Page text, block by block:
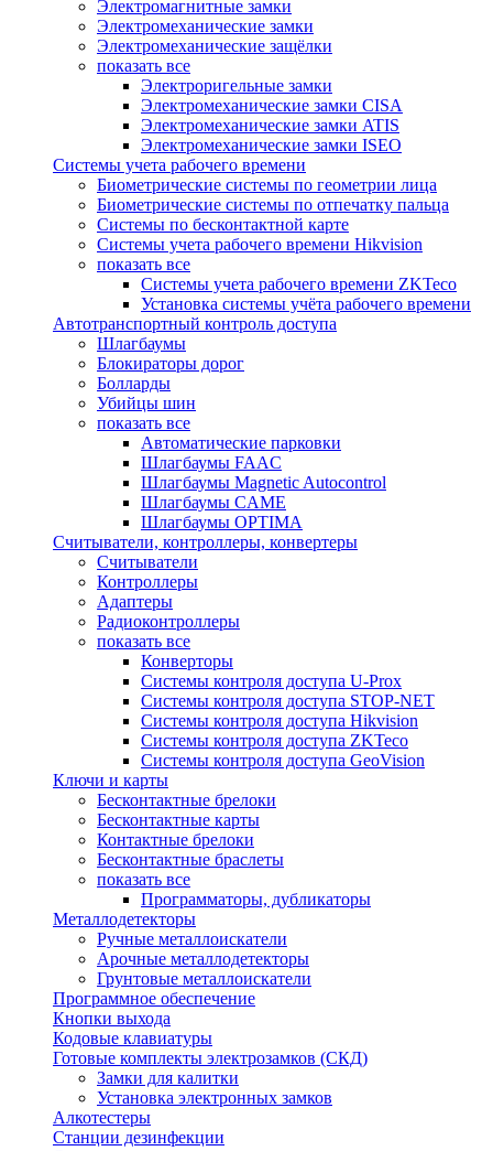
Электромагнитные замки
Электромеханические замки
Электромеханические защёлки
показать все
Электроригельные замки
Электромеханические замки CISA
Электромеханические замки ATIS
Электромеханические замки ISEO
Системы учета рабочего времени
Биометрические системы по геометрии лица
Биометрические системы по отпечатку пальца
Системы по бесконтактной карте
Системы учета рабочего времени Hikvision
показать все
Системы учета рабочего времени ZKTeco
Установка системы учёта рабочего времени
Автотранспортный контроль доступа
Шлагбаумы
Блокираторы дорог
Болларды
Убийцы шин
показать все
Автоматические парковки
Шлагбаумы FAAC
Шлагбаумы Magnetic Autocontrol
Шлагбаумы CAME
Шлагбаумы OPTIMA
Считыватели, контроллеры, конвертеры
Считыватели
Контроллеры
Адаптеры
Радиоконтроллеры
показать все
Конверторы
Системы контроля доступа U-Prox
Системы контроля доступа STOP-NET
Системы контроля доступа Hikvision
Системы контроля доступа ZKTeco
Системы контроля доступа GeoVision
Ключи и карты
Бесконтактные брелоки
Бесконтактные карты
Контактные брелоки
Бесконтактные браслеты
показать все
Программаторы, дубликаторы
Металлодетекторы
Ручные металлоискатели
Арочные металлодетекторы
Грунтовые металлоискатели
Программное обеспечение
Кнопки выхода
Кодовые клавиатуры
Готовые комплекты электрозамков (СКД)
Замки для калитки
Установка электронных замков
Алкотестеры
Станции дезинфекции